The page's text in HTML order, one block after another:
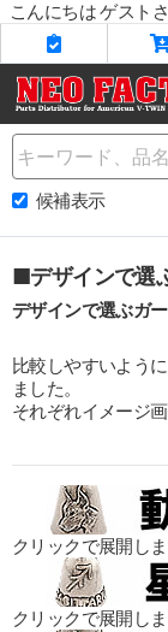
こんにちは ゲスト
Name
候補表示
■デザインで選
デザインで選ぶガ
比較しやすいよう
ました。
それぞれイメージ
クリックで展開しま
クリックで展開しま